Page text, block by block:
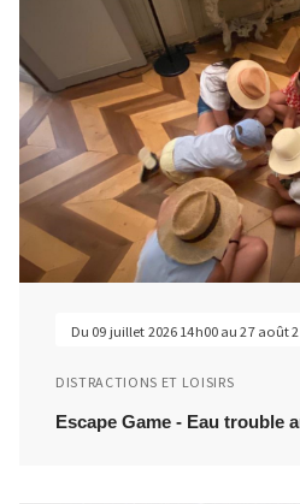
Escape Game - Eau trouble
DISTRACTIONS ET LOISIRS
Du 09 juillet 2026 14h00 au 27 août